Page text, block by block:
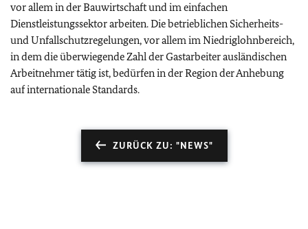
vor allem in der Bauwirtschaft und im einfachen
Dienstleistungssektor arbeiten. Die betrieblichen Sicherheits-
und Unfallschutzregelungen, vor allem im Niedriglohnbereich,
in dem die überwiegende Zahl der Gastarbeiter ausländischen
Arbeitnehmer tätig ist, bedürfen in der Region der Anhebung
auf internationale Standards.
ZURÜCK ZU: "NEWS"